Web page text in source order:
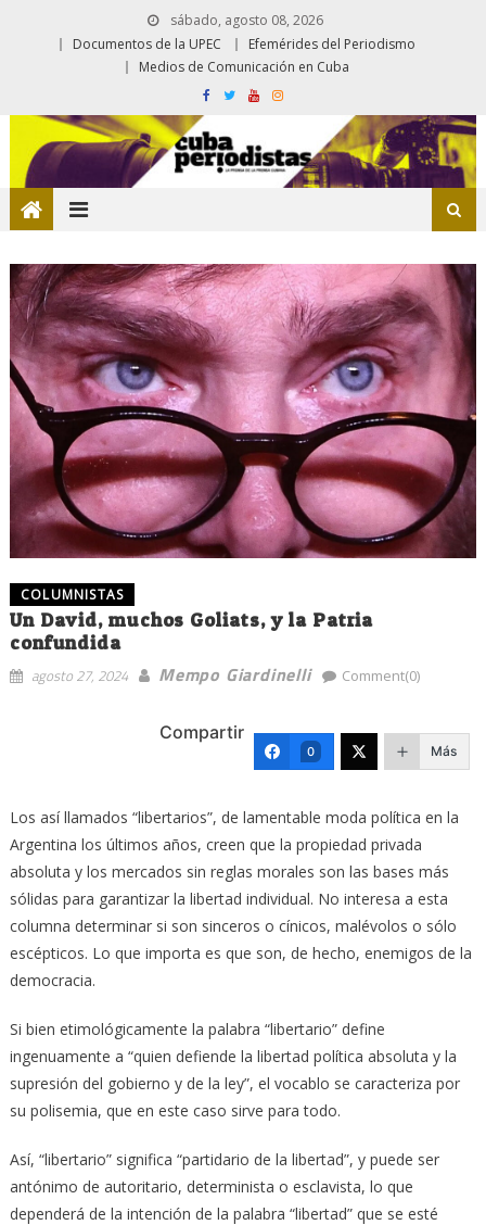
sábado, agosto 08, 2026
Documentos de la UPEC
Efemérides del Periodismo
Medios de Comunicación en Cuba
COLUMNISTAS
Un David, muchos Goliats, y la Patria
confundida
agosto 27, 2024 Mempo Giardinelli Comment(0)
Compartir
0 Más
Los así llamados “libertarios”, de lamentable moda política en la
Argentina los últimos años, creen que la propiedad privada
absoluta y los mercados sin reglas morales son las bases más
sólidas para garantizar la libertad individual. No interesa a esta
columna determinar si son sinceros o cínicos, malévolos o sólo
escépticos. Lo que importa es que son, de hecho, enemigos de la
democracia.
Si bien etimológicamente la palabra “libertario” define
ingenuamente a “quien defiende la libertad política absoluta y la
supresión del gobierno y de la ley”, el vocablo se caracteriza por
su polisemia, que en este caso sirve para todo.
Así, “libertario” significa “partidario de la libertad”, y puede ser
antónimo de autoritario,​ determinista​ o esclavista,​ lo que
dependerá de la intención de la palabra “libertad” que se esté